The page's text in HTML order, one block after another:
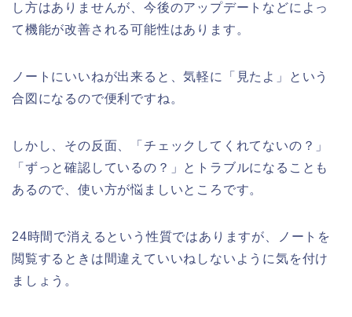
し方はありませんが、今後のアップデートなどによっ
て機能が改善される可能性はあります。
ノートにいいねが出来ると、気軽に「見たよ」という
合図になるので便利ですね。
しかし、その反面、「チェックしてくれてないの？」
「ずっと確認しているの？」とトラブルになることも
あるので、使い方が悩ましいところです。
24時間で消えるという性質ではありますが、ノートを
閲覧するときは間違えていいねしないように気を付け
ましょう。